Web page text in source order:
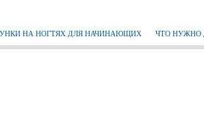
НА НОГТЯХ ДЛЯ НАЧИНАЮЩИХ ЧТО НУЖНО